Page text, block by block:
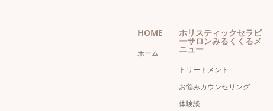
HOME
ホーム
ホリスティックセラピ
ーサロンみるくくるメ
ニュー
トリートメント
お悩みカウンセリング
体験談